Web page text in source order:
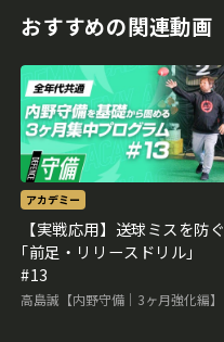
おすすめの関連動画
アカデミー
【実戦応用】送球ミスを防ぐ
｢前足・リリースドリル｣
#13
高島誠【内野守備｜3ヶ月強化編】